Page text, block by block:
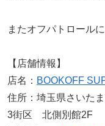
またオフパトロール
【店舗情報】
店名： BOOKOFF
住所：埼玉県さいた
3街区 北側別館2F